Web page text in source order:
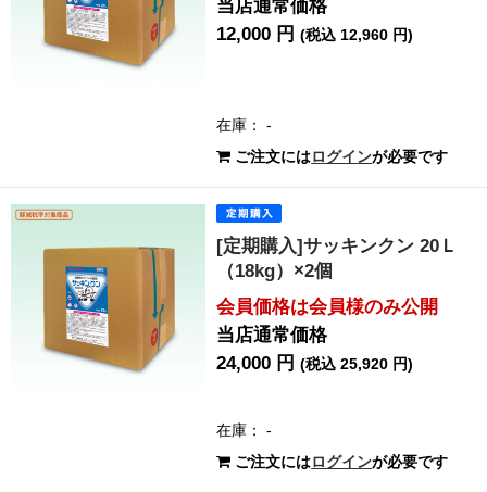
当店通常価格
12,000 円(税込 12,960 円)
在庫： -
ご注文にはログインが必要です
[定期購入]サッキンクン 20Ｌ
（18kg）×2個
会員価格は会員様のみ公開
当店通常価格
24,000 円(税込 25,920 円)
在庫： -
ご注文にはログインが必要です